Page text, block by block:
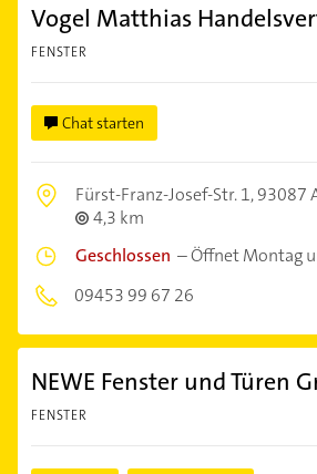
Vogel Matthias
FENSTER
Chat starten
Fürst-Franz-Josef-Str. 1,93087
4,3 km
Geschlossen –Öffnet Montag
09453 99 67 26
NEWE Fenster und Türen
FENSTER